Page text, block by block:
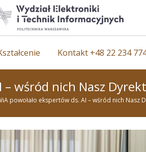
Kontakt +48 22 234
– wśród nich Nasz
powołało ekspertów ds. AI – wśród nich Nasz